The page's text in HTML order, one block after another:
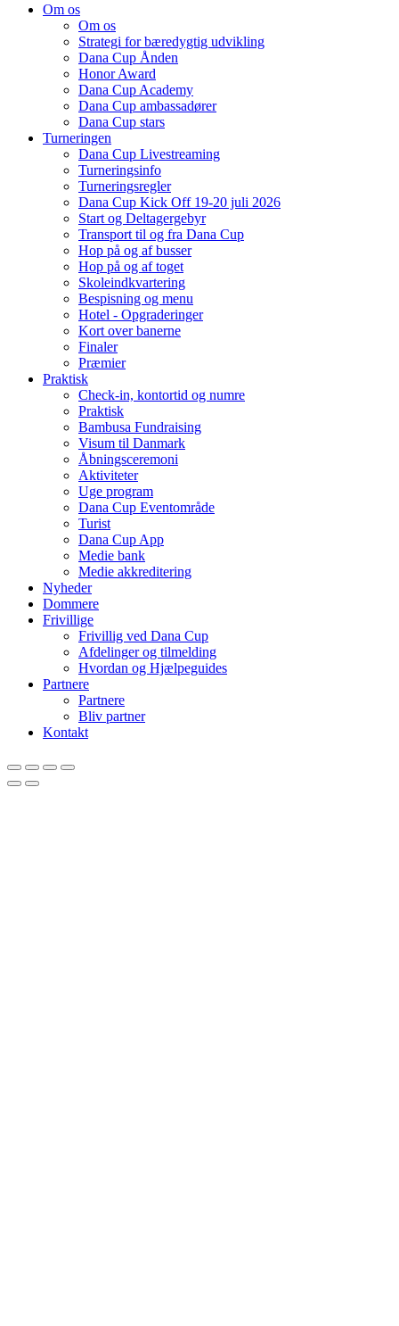
Om os
Om os
Strategi for bæredygtig udvikling
Dana Cup Ånden
Honor Award
Dana Cup Academy
Dana Cup ambassadører
Dana Cup stars
Turneringen
Dana Cup Livestreaming
Turneringsinfo
Turneringsregler
Dana Cup Kick Off 19-20 juli 2026
Start og Deltagergebyr
Transport til og fra Dana Cup
Hop på og af busser
Hop på og af toget
Skoleindkvartering
Bespisning og menu
Hotel - Opgraderinger
Kort over banerne
Finaler
Præmier
Praktisk
Check-in, kontortid og numre
Praktisk
Bambusa Fundraising
Visum til Danmark
Åbningsceremoni
Aktiviteter
Uge program
Dana Cup Eventområde
Turist
Dana Cup App
Medie bank
Medie akkreditering
Nyheder
Dommere
Frivillige
Frivillig ved Dana Cup
Afdelinger og tilmelding
Hvordan og Hjælpeguides
Partnere
Partnere
Bliv partner
Kontakt